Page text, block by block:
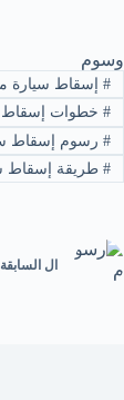
وسوم
#إسقاط سيارة
#خطوات إسقاط
#رسوم إسقاط
#طريقة إسقاط
ال السابقة